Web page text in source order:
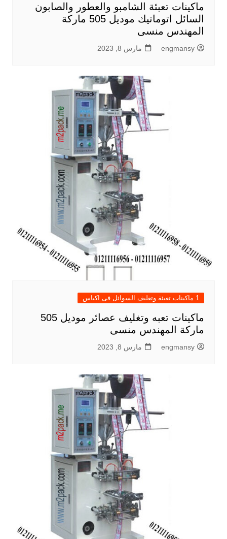
ماكينات تعبئة الشامبو والعطور والصابون
السائل اتوماتيك موديل 505 ماركة
المهندس منسى
engmansy مارس 8, 2023
1 ماكينات تعبئة وتغليف السوائل فى اكياس
ماكينات تعبه وتغليف عصائر موديل 505
ماركة المهندس منسى
engmansy مارس 8, 2023